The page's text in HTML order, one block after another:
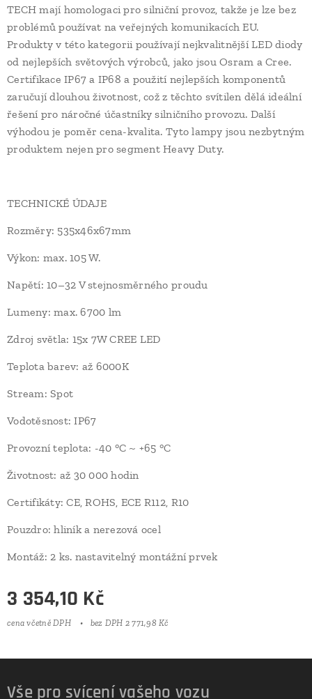
TECH mají homologaci pro silniční provoz, takže je lze bez
problémů používat na veřejných komunikacích EU.
Produkty v této kategorii používají nejkvalitnější LED diody
od nejlepších světových výrobců, jako jsou Osram a Cree.
Certifikace IP67 a IP68 a použití nejlepších komponentů
zaručují dlouhou životnost, což z těchto svítilen dělá ideální
řešení pro náročné účastníky silničního provozu. Další
výhodou je poměr cena-kvalita. Tyto lampy jsou nezbytným
produktem nejen pro segment Heavy Duty.
TECHNICKÉ ÚDAJE
Rozměry: 535x46x67mm
Výkon: max. 105 W.
Napětí: 10–32 V stejnosměrného proudu
Lumeny: max. 6700 lm
Zdroj světla: 15x 7W CREE LED
Teplota barev: až 6000K
Stream: Spot
Vodotěsnost: IP67
Provozní teplota: -40 °C ~ +65 °C
Životnost: až 30 000 hodin
Certifikáty: CE, ROHS, ECE R112, R10
Pouzdro: hliník a nerezová ocel
Montáž: 2 ks. nastavitelný montážní prvek
3 354,10 Kč
cena včetně DPH bez DPH 2 771,98 Kč
Vše pro svícení vašeho vozu